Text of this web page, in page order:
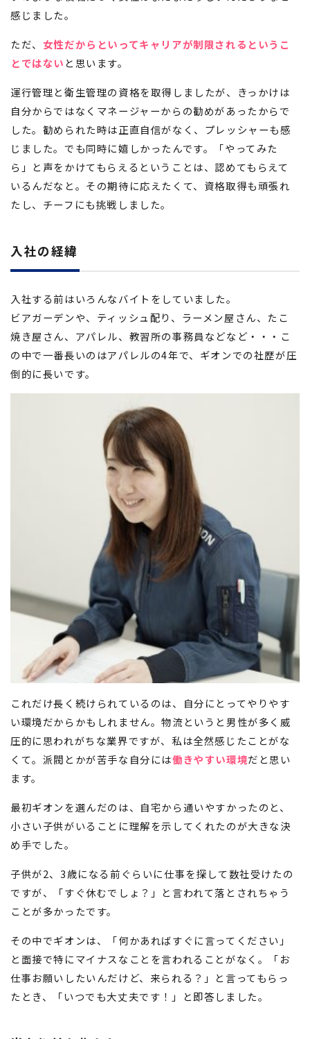
感じました。
ただ、 女性だからといってキャリアが制限されるというこ
とではない と思います。
運行管理と衛生管理の資格を取得しましたが、きっかけは
自分からではなくマネージャーからの勧めがあったからで
した。勧められた時は正直自信がなく、プレッシャーも感
じました。でも同時に嬉しかったんです。「やってみた
ら」と声をかけてもらえるということは、認めてもらえて
いるんだなと。その期待に応えたくて、資格取得も頑張れ
たし、チーフにも挑戦しました。
入社の経緯
入社する前はいろんなバイトをしていました。
ビアガーデンや、ティッシュ配り、ラーメン屋さん、たこ
焼き屋さん、アパレル、教習所の事務員などなど・・・こ
の中で一番長いのはアパレルの4年で、ギオンでの社歴が圧
倒的に長いです。
これだけ長く続けられているのは、自分にとってやりやす
い環境だからかもしれません。物流というと男性が多く威
圧的に思われがちな業界ですが、私は全然感じたことがな
くて。派閥とかが苦手な自分には働きやすい環境だと思い
ます。
最初ギオンを選んだのは、自宅から通いやすかったのと、
小さい子供がいることに理解を示してくれたのが大きな決
め手でした。
子供が2、3歳になる前ぐらいに仕事を探して数社受けたの
ですが、「すぐ休むでしょ？」と言われて落とされちゃう
ことが多かったです。
その中でギオンは、「何かあればすぐに言ってください」
と面接で特にマイナスなことを言われることがなく。「お
仕事お願いしたいんだけど、来られる？」と言ってもらっ
たとき、「いつでも大丈夫です！」と即答しました。